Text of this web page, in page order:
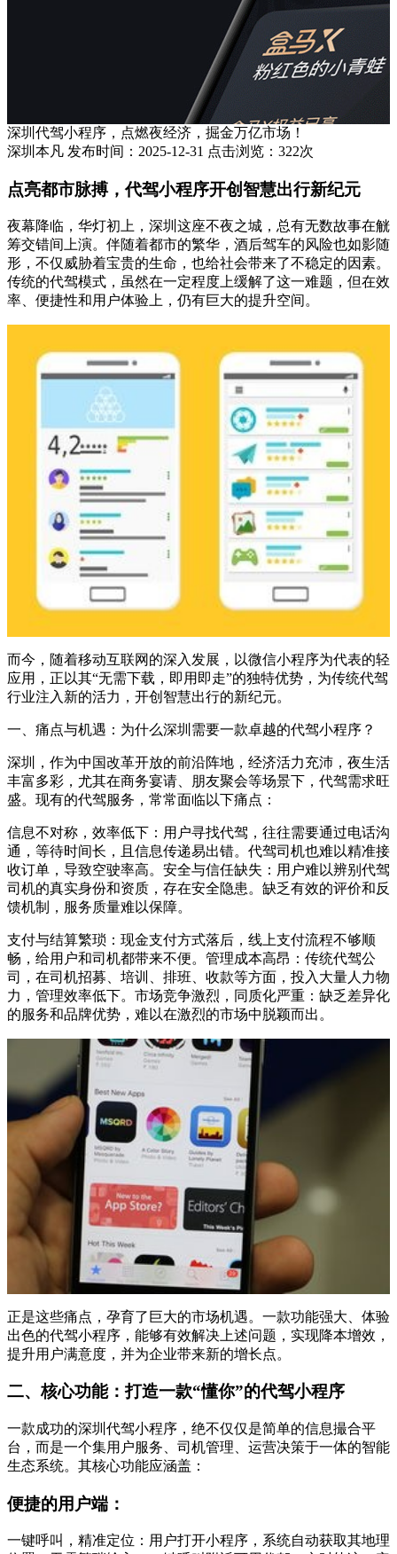
深圳代驾小程序，点燃夜经济，掘金万亿市场！
深圳本凡 发布时间：2025-12-31 点击浏览：322次
点亮都市脉搏，代驾小程序开创智慧出行新纪元
夜幕降临，华灯初上，深圳这座不夜之城，总有无数故事在觥
筹交错间上演。伴随着都市的繁华，酒后驾车的风险也如影随
形，不仅威胁着宝贵的生命，也给社会带来了不稳定的因素。
传统的代驾模式，虽然在一定程度上缓解了这一难题，但在效
率、便捷性和用户体验上，仍有巨大的提升空间。
而今，随着移动互联网的深入发展，以微信小程序为代表的轻
应用，正以其“无需下载，即用即走”的独特优势，为传统代驾
行业注入新的活力，开创智慧出行的新纪元。
一、痛点与机遇：为什么深圳需要一款卓越的代驾小程序？
深圳，作为中国改革开放的前沿阵地，经济活力充沛，夜生活
丰富多彩，尤其在商务宴请、朋友聚会等场景下，代驾需求旺
盛。现有的代驾服务，常常面临以下痛点：
信息不对称，效率低下：用户寻找代驾，往往需要通过电话沟
通，等待时间长，且信息传递易出错。代驾司机也难以精准接
收订单，导致空驶率高。安全与信任缺失：用户难以辨别代驾
司机的真实身份和资质，存在安全隐患。缺乏有效的评价和反
馈机制，服务质量难以保障。
支付与结算繁琐：现金支付方式落后，线上支付流程不够顺
畅，给用户和司机都带来不便。管理成本高昂：传统代驾公
司，在司机招募、培训、排班、收款等方面，投入大量人力物
力，管理效率低下。市场竞争激烈，同质化严重：缺乏差异化
的服务和品牌优势，难以在激烈的市场中脱颖而出。
正是这些痛点，孕育了巨大的市场机遇。一款功能强大、体验
出色的代驾小程序，能够有效解决上述问题，实现降本增效，
提升用户满意度，并为企业带来新的增长点。
二、核心功能：打造一款“懂你”的代驾小程序
一款成功的深圳代驾小程序，绝不仅仅是简单的信息撮合平
台，而是一个集用户服务、司机管理、运营决策于一体的智能
生态系统。其核心功能应涵盖：
便捷的用户端：
一键呼叫，精准定位：用户打开小程序，系统自动获取其地理